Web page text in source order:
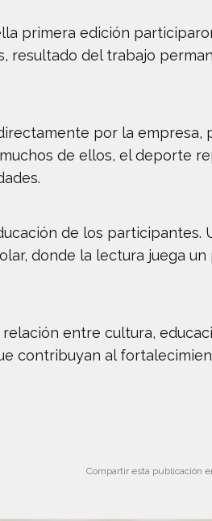
primera edición
resultado del trabajo
por la empresa,
de ellos, el deporte
de los participantes.
donde la lectura juega un
entre cultura,
contribuyan al
Compartir esta publicación